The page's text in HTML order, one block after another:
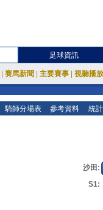
足球資訊
賽馬新聞 主要賽事 視聽播
騎師分場表 參考資料 統
沙田:
S1: